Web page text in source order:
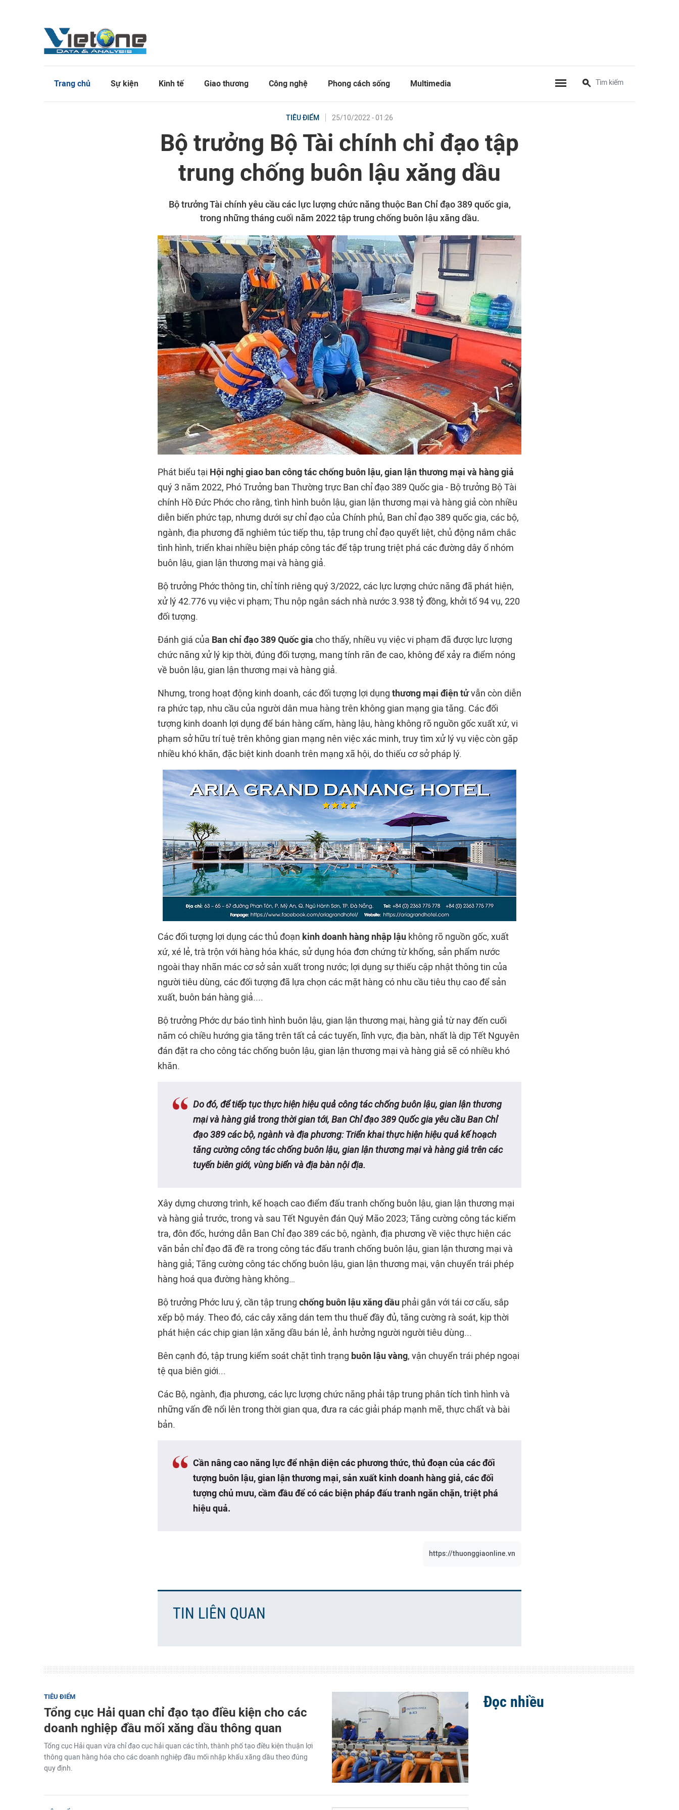
Trang chủ Sự kiện Kinh tế Giao thương Công nghệ Phong cách sống Multimedia
TIÊU ĐIỂM 25/10/2022 - 01:26
Bộ trưởng Bộ Tài chính chỉ đạo tập
trung chống buôn lậu xăng dầu
Bộ trưởng Tài chính yêu cầu các lực lượng chức năng thuộc Ban Chỉ đạo 389 quốc gia,
trong những tháng cuối năm 2022 tập trung chống buôn lậu xăng dầu.
Phát biểu tại Hội nghị giao ban công tác chống buôn lậu, gian lận thương mại và hàng giả
quý 3 năm 2022, Phó Trưởng ban Thường trực Ban chỉ đạo 389 Quốc gia - Bộ trưởng Bộ Tài
chính Hồ Đức Phớc cho rằng, tình hình buôn lậu, gian lận thương mại và hàng giả còn nhiều
diễn biến phức tạp, nhưng dưới sự chỉ đạo của Chính phủ, Ban chỉ đạo 389 quốc gia, các bộ,
ngành, địa phương đã nghiêm túc tiếp thu, tập trung chỉ đạo quyết liệt, chủ động nắm chắc
tình hình, triển khai nhiều biện pháp công tác để tập trung triệt phá các đường dây ổ nhóm
buôn lậu, gian lận thương mại và hàng giả.
Bộ trưởng Phớc thông tin, chỉ tính riêng quý 3/2022, các lực lượng chức năng đã phát hiện,
xử lý 42.776 vụ việc vi phạm; Thu nộp ngân sách nhà nước 3.938 tỷ đồng, khởi tố 94 vụ, 220
đối tượng.
Đánh giá của Ban chỉ đạo 389 Quốc gia cho thấy, nhiều vụ việc vi phạm đã được lực lượng
chức năng xử lý kịp thời, đúng đối tượng, mang tính răn đe cao, không để xảy ra điểm nóng
về buôn lậu, gian lận thương mại và hàng giả.
Nhưng, trong hoạt động kinh doanh, các đối tượng lợi dụng thương mại điện tửvẫn còn diễn
ra phức tạp, nhu cầu của người dân mua hàng trên không gian mạng gia tăng. Các đối
tượng kinh doanh lợi dụng để bán hàng cấm, hàng lậu, hàng không rõ nguồn gốc xuất xứ, vi
phạm sở hữu trí tuệ trên không gian mạng nên việc xác minh, truy tìm xử lý vụ việc còn gặp
nhiều khó khăn, đặc biệt kinh doanh trên mạng xã hội, do thiếu cơ sở pháp lý.
Các đối tượng lợi dụng các thủ đoạn kinh doanh hàng nhập lậu không rõ nguồn gốc, xuất
xứ, xé lẻ, trà trộn với hàng hóa khác, sử dụng hóa đơn chứng từ khống, sản phẩm nước
ngoài thay nhãn mác cơ sở sản xuất trong nước; lợi dụng sự thiếu cập nhật thông tin của
người tiêu dùng, các đối tượng đã lựa chọn các mặt hàng có nhu cầu tiêu thụ cao để sản
xuất, buôn bán hàng giả....
Bộ trưởng Phớc dự báo tình hình buôn lậu, gian lận thương mại, hàng giả từ nay đến cuối
năm có chiều hướng gia tăng trên tất cả các tuyến, lĩnh vực, địa bàn, nhất là dịp Tết Nguyên
đán đặt ra cho công tác chống buôn lậu, gian lận thương mại và hàng giả sẽ có nhiều khó
khăn.
Do đó, để tiếp tục thực hiện hiệu quả công tác chống buôn lậu, gian lận thương
mại và hàng giả trong thời gian tới, Ban Chỉ đạo 389 Quốc gia yêu cầu Ban Chỉ
đạo 389 các bộ, ngành và địa phương: Triển khai thực hiện hiệu quả kế hoạch
tăng cường công tác chống buôn lậu, gian lận thương mại và hàng giả trên các
tuyến biên giới, vùng biển và địa bàn nội địa.
Xây dựng chương trình, kế hoạch cao điểm đấu tranh chống buôn lậu, gian lận thương mại
và hàng giả trước, trong và sau Tết Nguyên đán Quý Mão 2023; Tăng cường công tác kiểm
tra, đôn đốc, hướng dẫn Ban Chỉ đạo 389 các bộ, ngành, địa phương về việc thực hiện các
văn bản chỉ đạo đã đề ra trong công tác đấu tranh chống buôn lậu, gian lận thương mại và
hàng giả; Tăng cường công tác chống buôn lậu, gian lận thương mại, vận chuyển trái phép
hàng hoá qua đường hàng không…
Bộ trưởng Phớc lưu ý, cần tập trung chống buôn lậu xăng dầu phải gắn với tái cơ cấu, sắp
xếp bộ máy. Theo đó, các cây xăng dán tem thu thuế đầy đủ, tăng cường rà soát, kịp thời
phát hiện các chip gian lận xăng dầu bán lẻ, ảnh hưởng người người tiêu dùng...
Bên cạnh đó, tập trung kiểm soát chặt tình trạng buôn lậu vàng, vận chuyển trái phép ngoại
tệ qua biên giới...
Các Bộ, ngành, địa phương, các lực lượng chức năng phải tập trung phân tích tình hình và
những vấn đề nổi lên trong thời gian qua, đưa ra các giải pháp mạnh mẽ, thực chất và bài
bản.
Cần nâng cao năng lực để nhận diện các phương thức, thủ đoạn của các đối
tượng buôn lậu, gian lận thương mại, sản xuất kinh doanh hàng giả, các đối
tượng chủ mưu, cầm đầu để có các biện pháp đấu tranh ngăn chặn, triệt phá
hiệu quả.
https://thuonggiaonline.vn
TIN LIÊN QUAN
TIÊU ĐIỂM
Tổng cục Hải quan chỉ đạo tạo điều kiện cho các
doanh nghiệp đầu mối xăng dầu thông quan
Tổng cục Hải quan vừa chỉ đạo cục hải quan các tỉnh, thành phố tạo điều kiện thuận lợi
thông quan hàng hóa cho các doanh nghiệp đầu mối nhập khẩu xăng dầu theo đúng
quy định.
Đọc nhiều